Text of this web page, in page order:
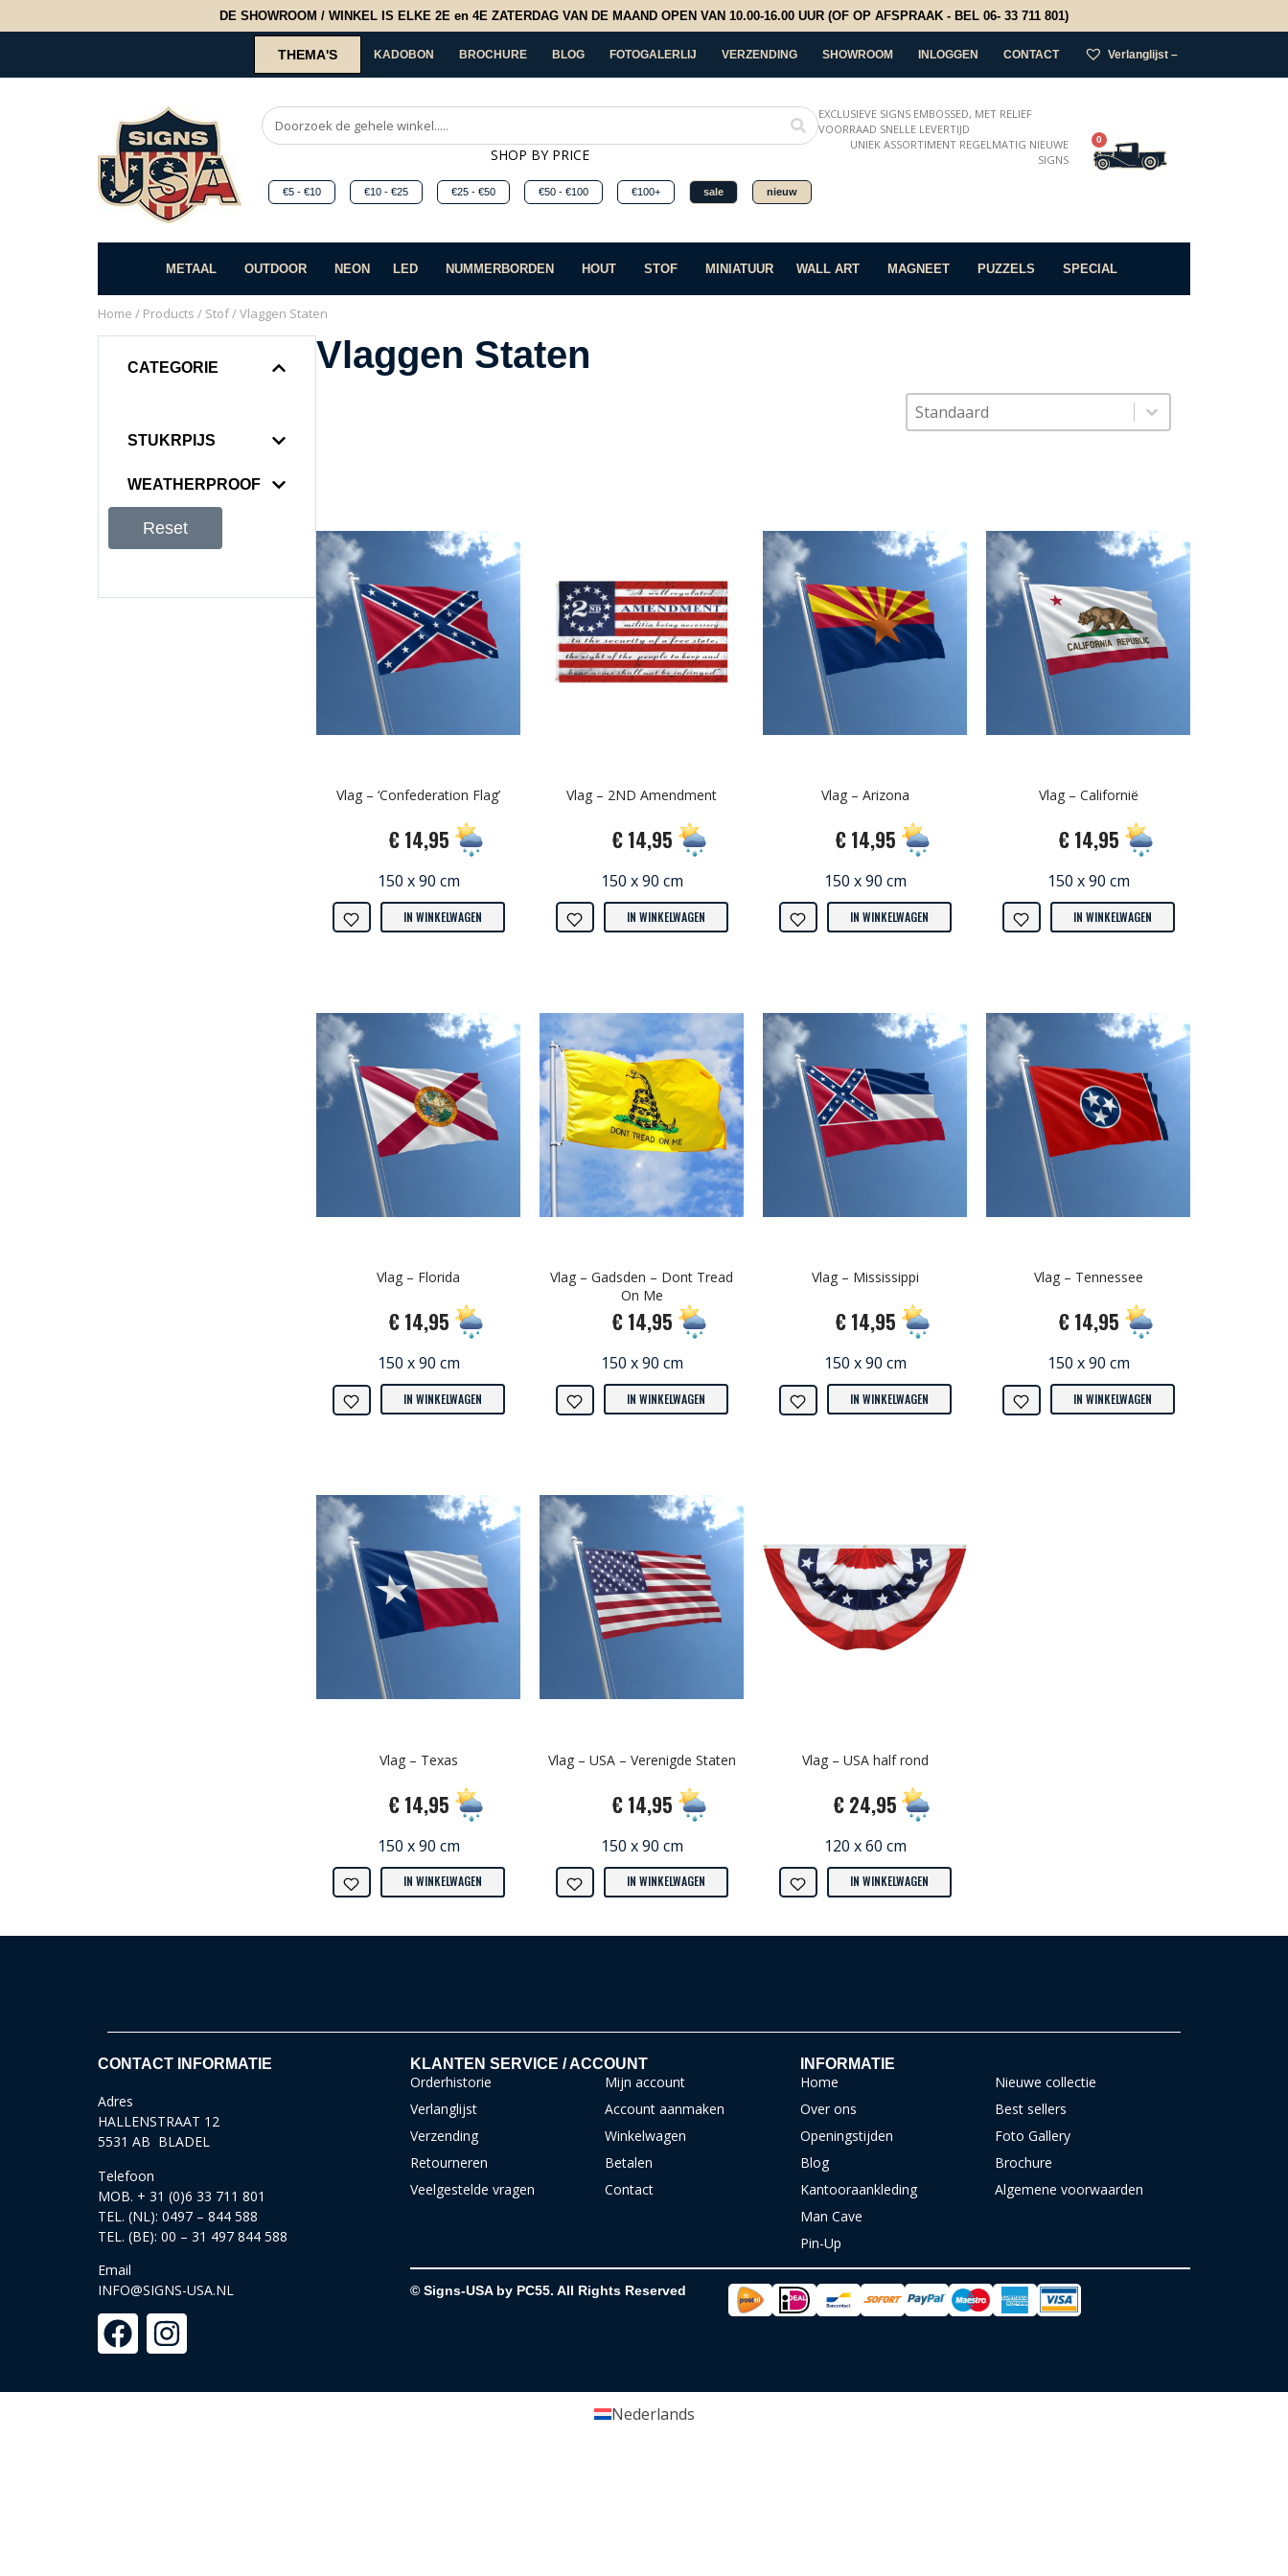
DE SHOWROOM / WINKEL IS ELKE 2E en 4E ZATERDAG VAN DE MAAND OPEN VAN 10.00-16.00 UUR (OF OP AFSPRAAK - BEL 06- 33 711 801)
THEMA'S KADOBON BROCHURE BLOG FOTOGALERLIJ VERZENDING SHOWROOM INLOGGEN CONTACT Verlanglijst –
SHOP BY PRICE
€5 - €10 €10 - €25 €25 - €50 €50 - €100 €100+ sale nieuw
EXCLUSIEVE SIGNS EMBOSSED, MET RELIEF
VOORRAAD SNELLE LEVERTIJD
UNIEK ASSORTIMENT REGELMATIG NIEUWE
SIGNS
0
METAAL OUTDOOR NEON LED NUMMERBORDEN HOUT STOF MINIATUUR WALL ART MAGNEET PUZZELS SPECIAL
Home / Products / Stof/ Vlaggen Staten
CATEGORIE
STUKRPIJS
WEATHERPROOF
Reset
Vlaggen Staten
Sorteer op
Sort content
Sort content
Vlag – ‘Confederation Flag’
€ 14,95
150 x 90 cm
IN WINKELWAGEN
Vlag – 2ND Amendment
€ 14,95
150 x 90 cm
IN WINKELWAGEN
Vlag – Arizona
€ 14,95
150 x 90 cm
IN WINKELWAGEN
Vlag – Californië
€ 14,95
150 x 90 cm
IN WINKELWAGEN
Vlag – Florida
€ 14,95
150 x 90 cm
IN WINKELWAGEN
Vlag – Gadsden – Dont Tread
On Me
€ 14,95
150 x 90 cm
IN WINKELWAGEN
Vlag – Mississippi
€ 14,95
150 x 90 cm
IN WINKELWAGEN
Vlag – Tennessee
€ 14,95
150 x 90 cm
IN WINKELWAGEN
Vlag – Texas
€ 14,95
150 x 90 cm
IN WINKELWAGEN
Vlag – USA – Verenigde Staten
€ 14,95
150 x 90 cm
IN WINKELWAGEN
Vlag – USA half rond
€ 24,95
120 x 60 cm
IN WINKELWAGEN
CONTACT INFORMATIE
Adres
HALLENSTRAAT 12
5531 AB BLADEL
Telefoon
MOB. + 31 (0)6 33 711 801
TEL. (NL): 0497 – 844 588
TEL. (BE): 00 – 31 497 844 588
Email
INFO@SIGNS-USA.NL
KLANTEN SERVICE / ACCOUNT
Orderhistorie
Verlanglijst
Verzending
Retourneren
Veelgestelde vragen
Mijn account
Account aanmaken
Winkelwagen
Betalen
Contact
INFORMATIE
Home
Over ons
Openingstijden
Blog
Kantooraankleding
Man Cave
Pin-Up
Nieuwe collectie
Best sellers
Foto Gallery
Brochure
Algemene voorwaarden
© Signs-USA by PC55. All Rights Reserved
Nederlands